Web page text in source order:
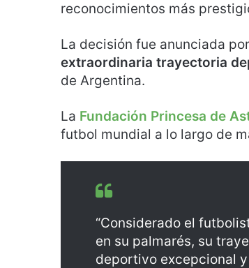
reconocimientos más
La decisión fue anunciada
extraordinaria trayectoria
de Argentina.
La Fundación Princesa de
futbol mundial a lo largo de
“Considerado el
en su palmarés, su
deportivo excepcional